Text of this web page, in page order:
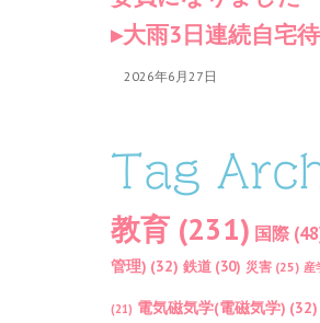
大雨3日連続自宅
2026年6月27日
Tag
教育 (231) 国際
管理) (32) 鉄道 (30) 災害 (25) 産
(21) 電気磁気学(電磁気学) (32)